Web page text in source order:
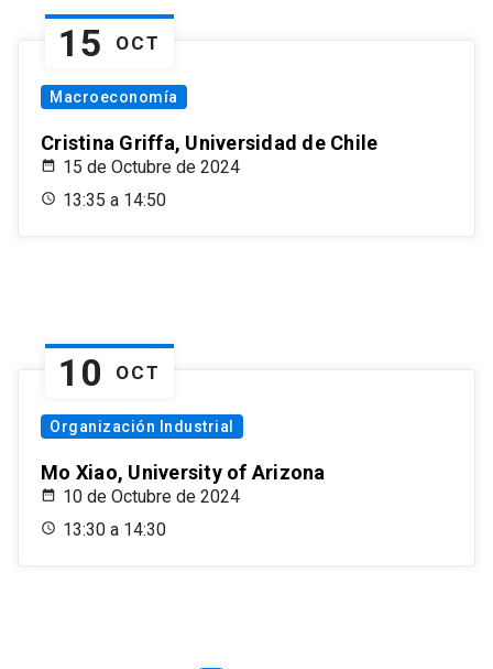
15 OCT
Macroeconomía
Cristina Griffa, Universidad de Chile
15 de Octubre de 2024
13:35 a 14:50
10 OCT
Organización Industrial
Mo Xiao, University of Arizona
10 de Octubre de 2024
13:30 a 14:30